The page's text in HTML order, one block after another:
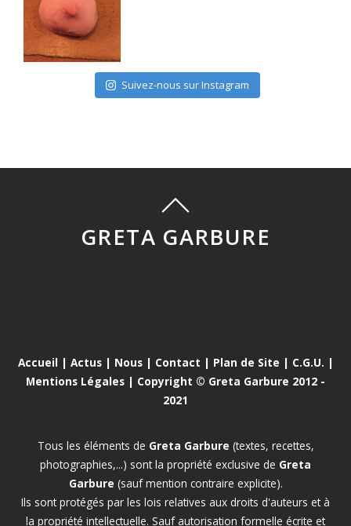
Suivez-nous sur Instagram
GRETA GARBURE
Accueil | Actus| Nous| Contact | Plan de Site | C.G.U. |
Mentions Légales | Copyright © Greta Garbure 2012 -
2021
Tous les éléments de Greta Garbure (textes, recettes,
photographies,...) sont la propriété exclusive de Greta
Garbure (sauf mention contraire explicite).
Ils sont protégés par les lois relatives aux droits d'auteurs et à
la propriété intellectuelle. Sauf autorisation formelle écrite et